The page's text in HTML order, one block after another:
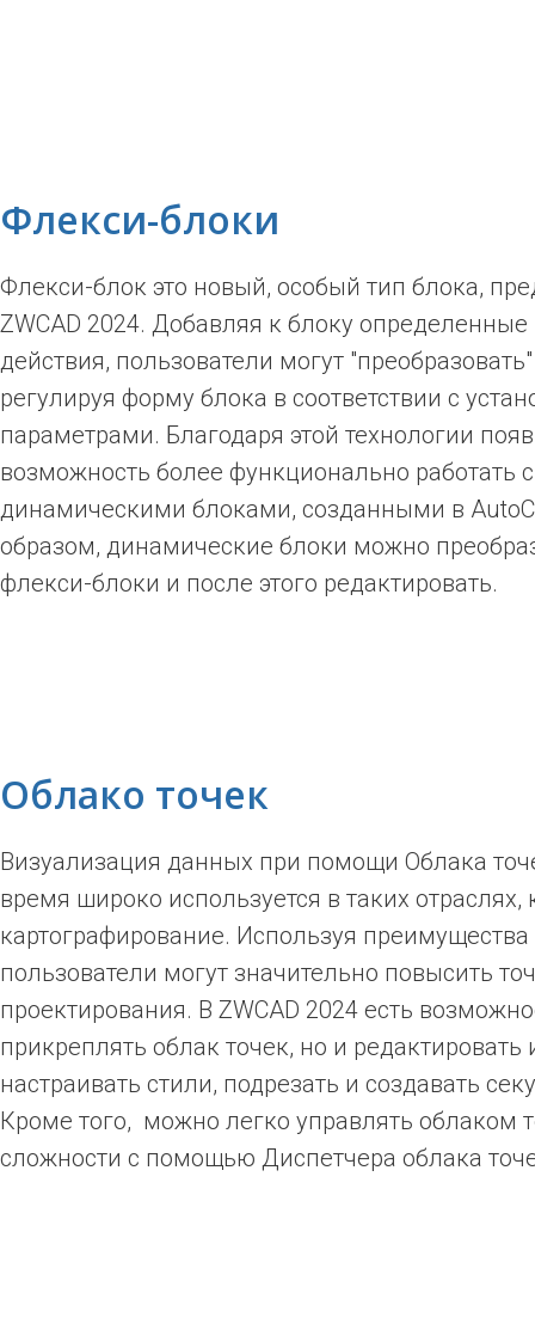
Флекси-блоки
Флекси-блок это новый, особый тип блока,
ZWCAD 2024. Добавляя к блоку
действия, пользователи могут
регулируя форму блока в соответствии с
параметрами. Благодаря этой технологии
возможность более функционально работать с
динамическими блоками, созданными в
образом, динамические блоки можно
флекси-блоки и после этого редактировать.
Облако точек
Визуализация данных при помощи Облака
время широко используется в таких отраслях,
картографирование. Используя преимущества
пользователи могут значительно повысить
проектирования. В ZWCAD 2024 есть
прикреплять облак точек, но и
настраивать стили, подрезать и создавать
Кроме того, можно легко управлять облаком
сложности с помощью Диспетчера облака